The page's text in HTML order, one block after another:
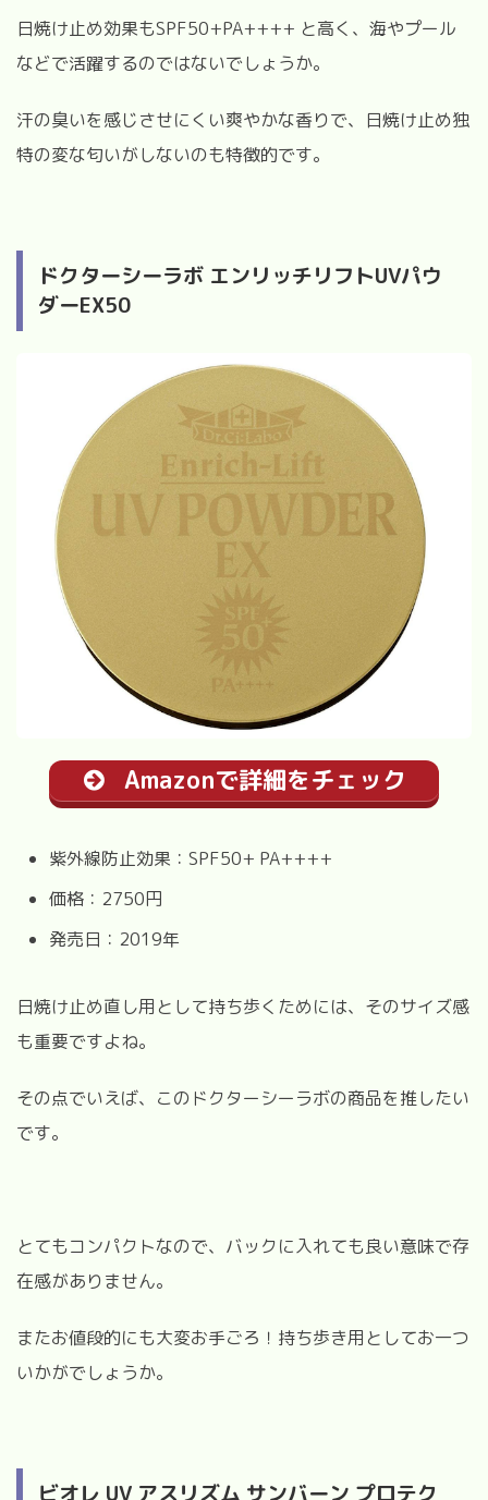
日焼け止め効果もSPF50+PA++++ と高く、海やプール
などで活躍するのではないでしょうか。
汗の臭いを感じさせにくい爽やかな香りで、日焼け止め独
特の変な匂いがしないのも特徴的です。
ドクターシーラボ エンリッチリフトUVパウ
ダーEX50
Amazonで詳細をチェック
紫外線防止効果：SPF50+ PA++++
価格：2750円
発売日：2019年
日焼け止め直し用として持ち歩くためには、そのサイズ感
も重要ですよね。
その点でいえば、このドクターシーラボの商品を推したい
です。
とてもコンパクトなので、バックに入れても良い意味で存
在感がありません。
またお値段的にも大変お手ごろ！持ち歩き用としてお一つ
いかがでしょうか。
ビオレ UV アスリズム サンバーン プロテク